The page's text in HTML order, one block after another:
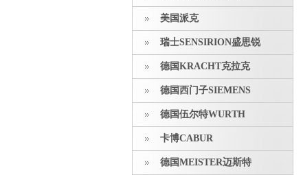
美国派克
瑞士SENSIRION盛思锐
德国KRACHT克拉克
德国西门子SIEMENS
德国伍尔特WURTH
卡博CABUR
德国MEISTER迈斯特